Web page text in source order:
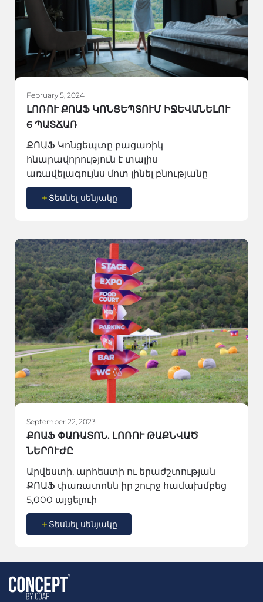
February 5, 2024
ԼՈՌՈՒ ՔՈԱՖ ԿՈՆՑԵՊՏՈՒՄ ԻՋԵՎԱՆԵԼՈՒ
6 ՊԱՏՃԱՌ
ՔՈԱՖ Կոնցեպտը բացառիկ
հնարավորություն է տալիս
առավելագույնս մոտ լինել բնությանը
Տեսնել սենյակը
September 22, 2023
ՔՈԱՖ ՓԱՌԱՏՈՆ. ԼՈՌՈՒ ԹԱՔՆՎԱԾ
ՆԵՐՈՒԺԸ
Արվեստի, արհեստի ու երաժշտության
ՔՈԱՖ փառատոնն իր շուրջ համախմբեց
5,000 այցելուի
Տեսնել սենյակը